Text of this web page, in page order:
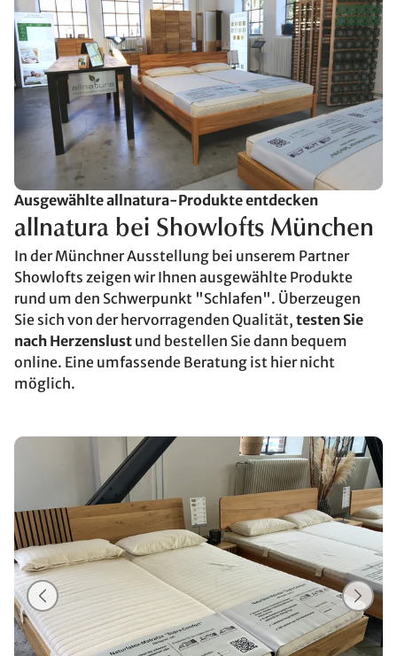
Ausgewählte allnatura-Produkte entdecken
allnatura bei Showlofts München
In der Münchner Ausstellung bei unserem Partner
Showlofts zeigen wir Ihnen ausgewählte Produkte
rund um den Schwerpunkt "Schlafen". Überzeugen
Sie sich von der hervorragenden Qualität, testen Sie
nach Herzenslust und bestellen Sie dann bequem
online. Eine umfassende Beratung ist hier nicht
möglich.